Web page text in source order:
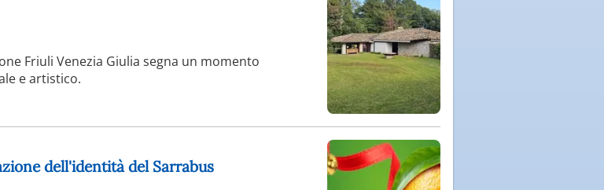
Friuli Venezia Giulia segna un momento
e artistico.
dell'identità del Sarrabus